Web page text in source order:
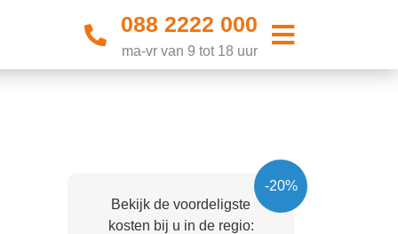
088 2222 000
ma-vr van 9 tot 18 uur
-20%
Bekijk de voordeligste
kosten bij u in de regio: